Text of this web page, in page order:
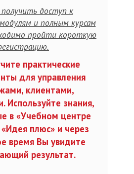
доступ к
и полным курсам
пройти короткую
практические
для управления
клиентами,
Используйте знания,
в «Учебном центре
плюс» и через
время Вы увидите
результат.